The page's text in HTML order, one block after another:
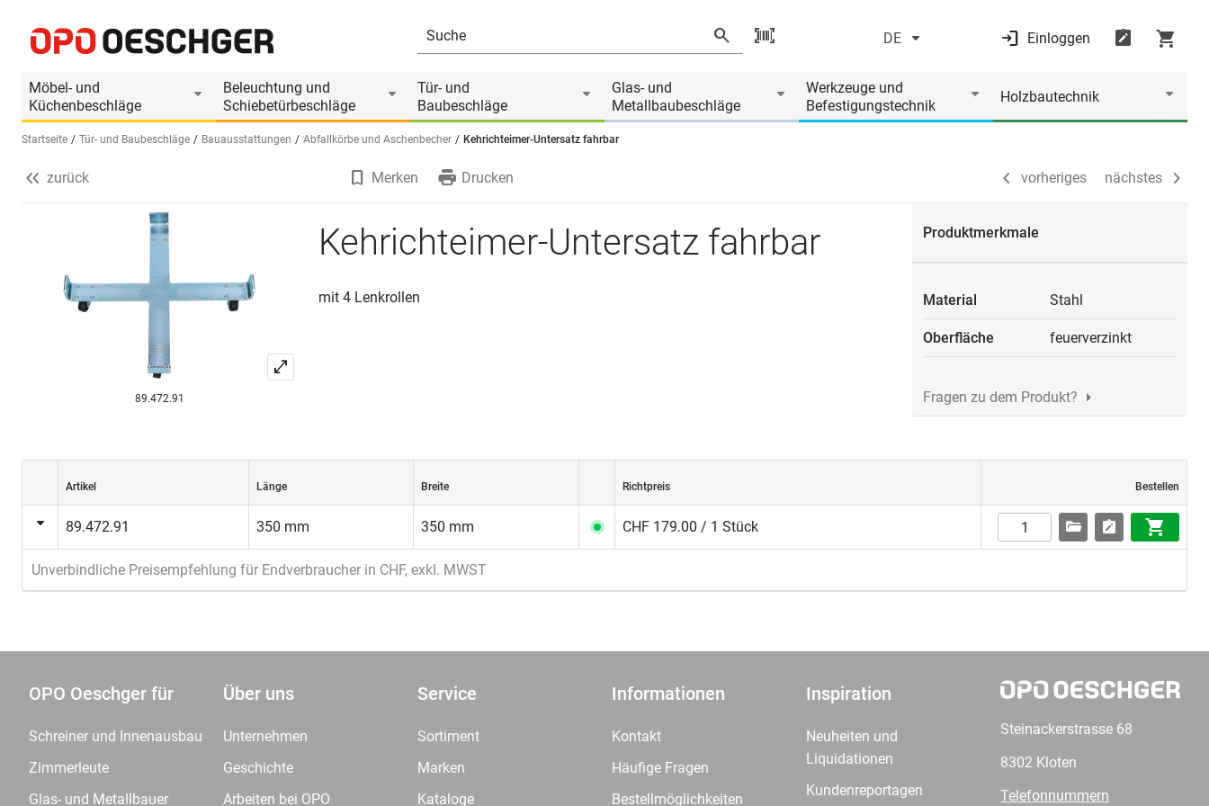
DE Einloggen
Möbel- und
Küchenbeschläge
Beleuchtung und
Schiebetürbeschläge
Tür- und
Baubeschläge
Glas- und
Metallbaubeschläge
Werkzeuge und
Befestigungstechnik
Holzbautechnik
Sprache wählen (DE)
Startseite Tür- und Baubeschläge Bauausstattungen Abfallkörbe und Aschenbecher Kehrichteimer-Untersatz fahrbar
Produktinformationen
vorheriges nächstes
zurück Merken Drucken vorheriges nächstes
89.472.91
Kehrichteimer-Untersatz fahrbar
mit 4 Lenkrollen
Produktmerkmale
Material Stahl
Oberfläche feuerverzinkt
Fragen zu dem Produkt?
Artikel Länge Breite Richtpreis Bestellen
89.472.91 350 mm 350 mm CHF 179.00 / 1 Stück
Unverbindliche Preisempfehlung für Endverbraucher in CHF, exkl. MWST
OPO Oeschger für
Schreiner und Innenausbau
Zimmerleute
Glas- und Metallbauer
Über uns
Unternehmen
Geschichte
Arbeiten bei OPO
Service
Sortiment
Marken
Kataloge
Informationen
Kontakt
Häufige Fragen
Bestellmöglichkeiten
Inspiration
Neuheiten und
Liquidationen
Kundenreportagen
Steinackerstrasse 68
8302 Kloten
Telefonnummern